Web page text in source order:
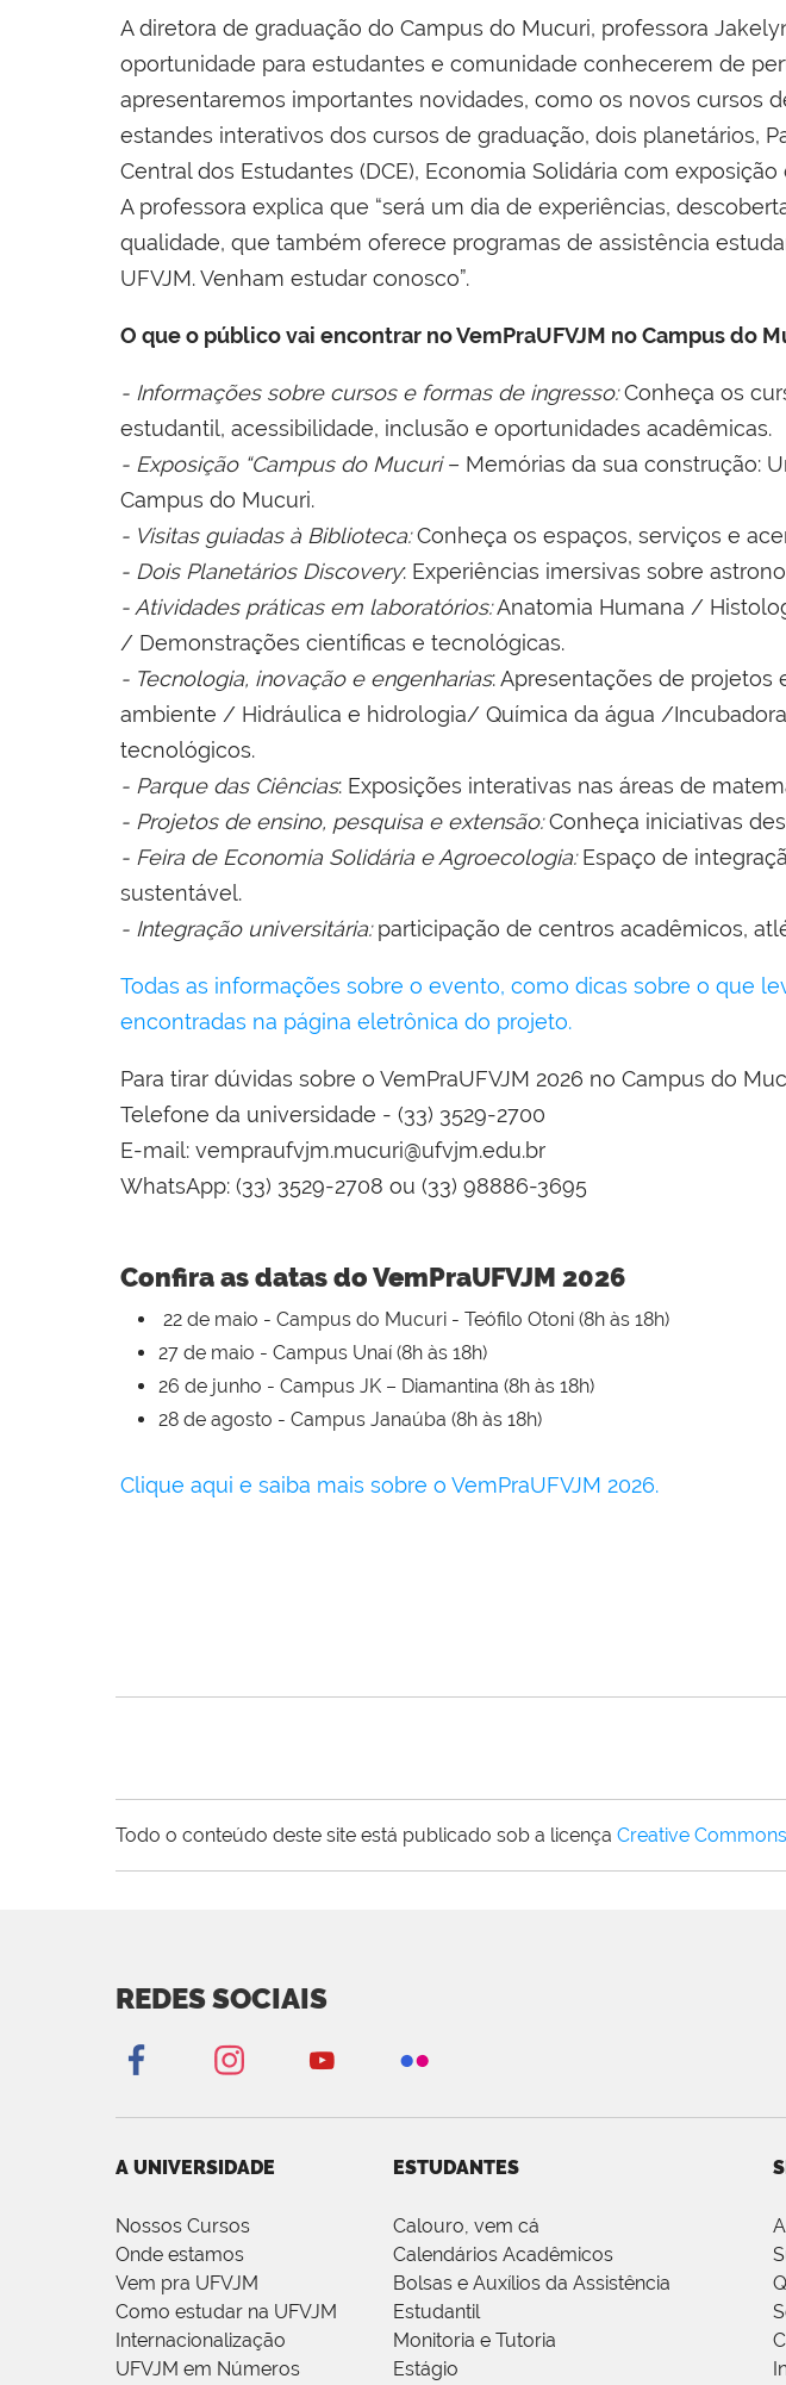
A diretora de graduação do Campus do Mucuri, professora
oportunidade para estudantes e comunidade conhecerem de
apresentaremos importantes novidades, como os novos cursos
estandes interativos dos cursos de graduação, dois planetários,
Central dos Estudantes (DCE), Economia Solidária com
A professora explica que “será um dia de experiências,
qualidade, que também oferece programas de assistência
UFVJM. Venham estudar conosco”.
O que o público vai encontrar no VemPraUFVJM no Campus do
- Informações sobre cursos e formas de ingresso:Conheça os
estudantil, acessibilidade, inclusão e oportunidades acadêmicas.
- Exposição “Campus do Mucuri– Memórias da sua construção:
Campus do Mucuri.
- Visitas guiadas à Biblioteca:Conheça os espaços, serviços e
- Dois Planetários Discovery: Experiências imersivas sobre
- Atividades práticas em laboratórios:Anatomia Humana /
/ Demonstrações científicas e tecnológicas.
- Tecnologia, inovação e engenharias: Apresentações de
ambiente / Hidráulica e hidrologia/ Química da água /
tecnológicos.
- Parque das Ciências: Exposições interativas nas áreas de
- Projetos de ensino, pesquisa e extensão:Conheça iniciativas
- Feira de Economia Solidária e Agroecologia:Espaço de
sustentável.
- Integração universitária:participação de centros acadêmicos,
Todas as informações sobre o evento, como dicas sobre o que
encontradas na página eletrônica do projeto.
Para tirar dúvidas sobre o VemPraUFVJM 2026 no Campus do
Telefone da universidade - (33) 3529-2700
E-mail: vempraufvjm.mucuri@ufvjm.edu.br
WhatsApp: (33) 3529-2708 ou (33) 98886-3695
Confira as datas do VemPraUFVJM 2026
22 de maio - Campus do Mucuri - Teófilo Otoni (8h às 18h)
27 de maio - Campus Unaí (8h às 18h)
26 de junho - Campus JK – Diamantina (8h às 18h)
28 de agosto - Campus Janaúba (8h às 18h)
Clique aqui e saiba mais sobre o VemPraUFVJM 2026.
Todo o conteúdo deste site está publicado sob a licença Creative
REDES SOCIAIS
A UNIVERSIDADE
Nossos Cursos
Onde estamos
Vem pra UFVJM
Como estudar na UFVJM
Internacionalização
UFVJM em Números
ESTUDANTES
Calouro, vem cá
Calendários Acadêmicos
Bolsas e Auxílios da Assistência
Estudantil
Monitoria e Tutoria
Estágio